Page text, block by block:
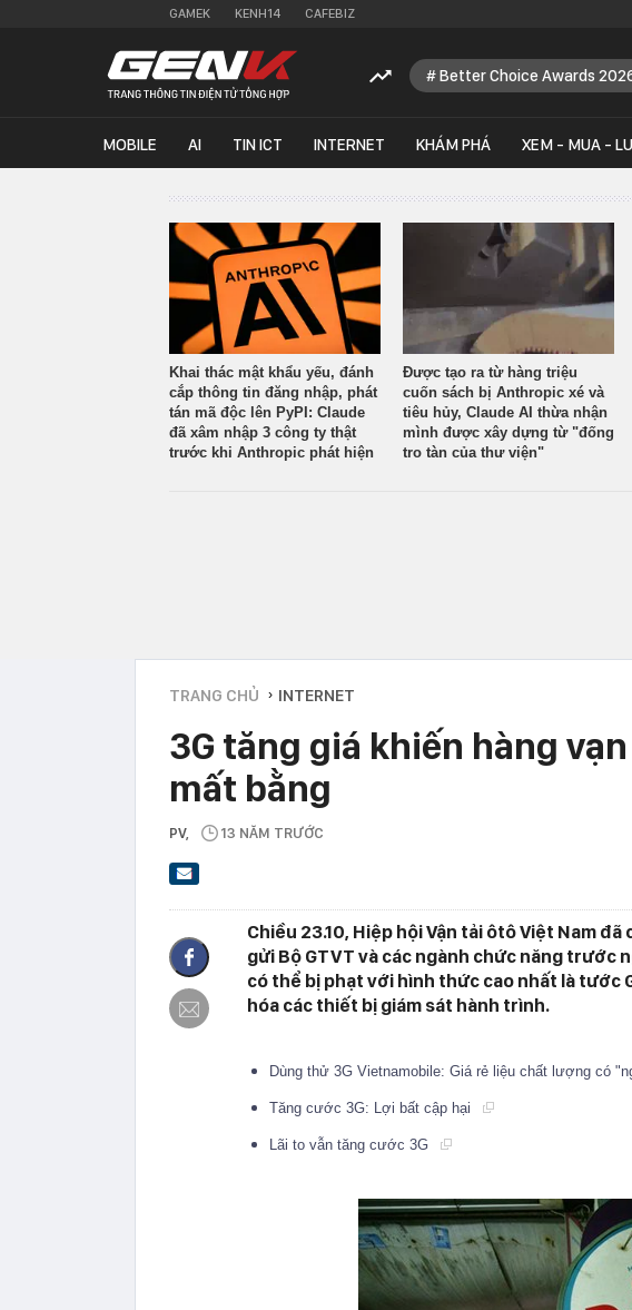
GAMEK KENH14 CAFEBIZ
Better Choice Awards
MOBILE AI TIN ICT INTERNET KHÁM PHÁ XEM - MUA -
Khai thác mật khẩu yếu, đánh
cắp thông tin đăng nhập, phát
tán mã độc lên PyPI: Claude
đã xâm nhập 3 công ty thật
trước khi Anthropic phát hiện
Được tạo ra từ hàng triệu
cuốn sách bị Anthropic xé và
tiêu hủy, Claude AI thừa nhận
mình được xây dựng từ "đống
tro tàn của thư viện"
TRANG CHỦ › INTERNET
3G tăng giá khiến hàng
mất bằng
PV, 13 NĂM TRƯỚC
Chiều 23.10, Hiệp hội Vận tải ôtô Việt Nam
gửi Bộ GTVT và các ngành chức năng trước
có thể bị phạt với hình thức cao nhất là tước
hóa các thiết bị giám sát hành trình.
Dùng thử 3G Vietnamobile: Giá rẻ liệu chất lượng có
Tăng cước 3G: Lợi bất cập hại
Lãi to vẫn tăng cước 3G